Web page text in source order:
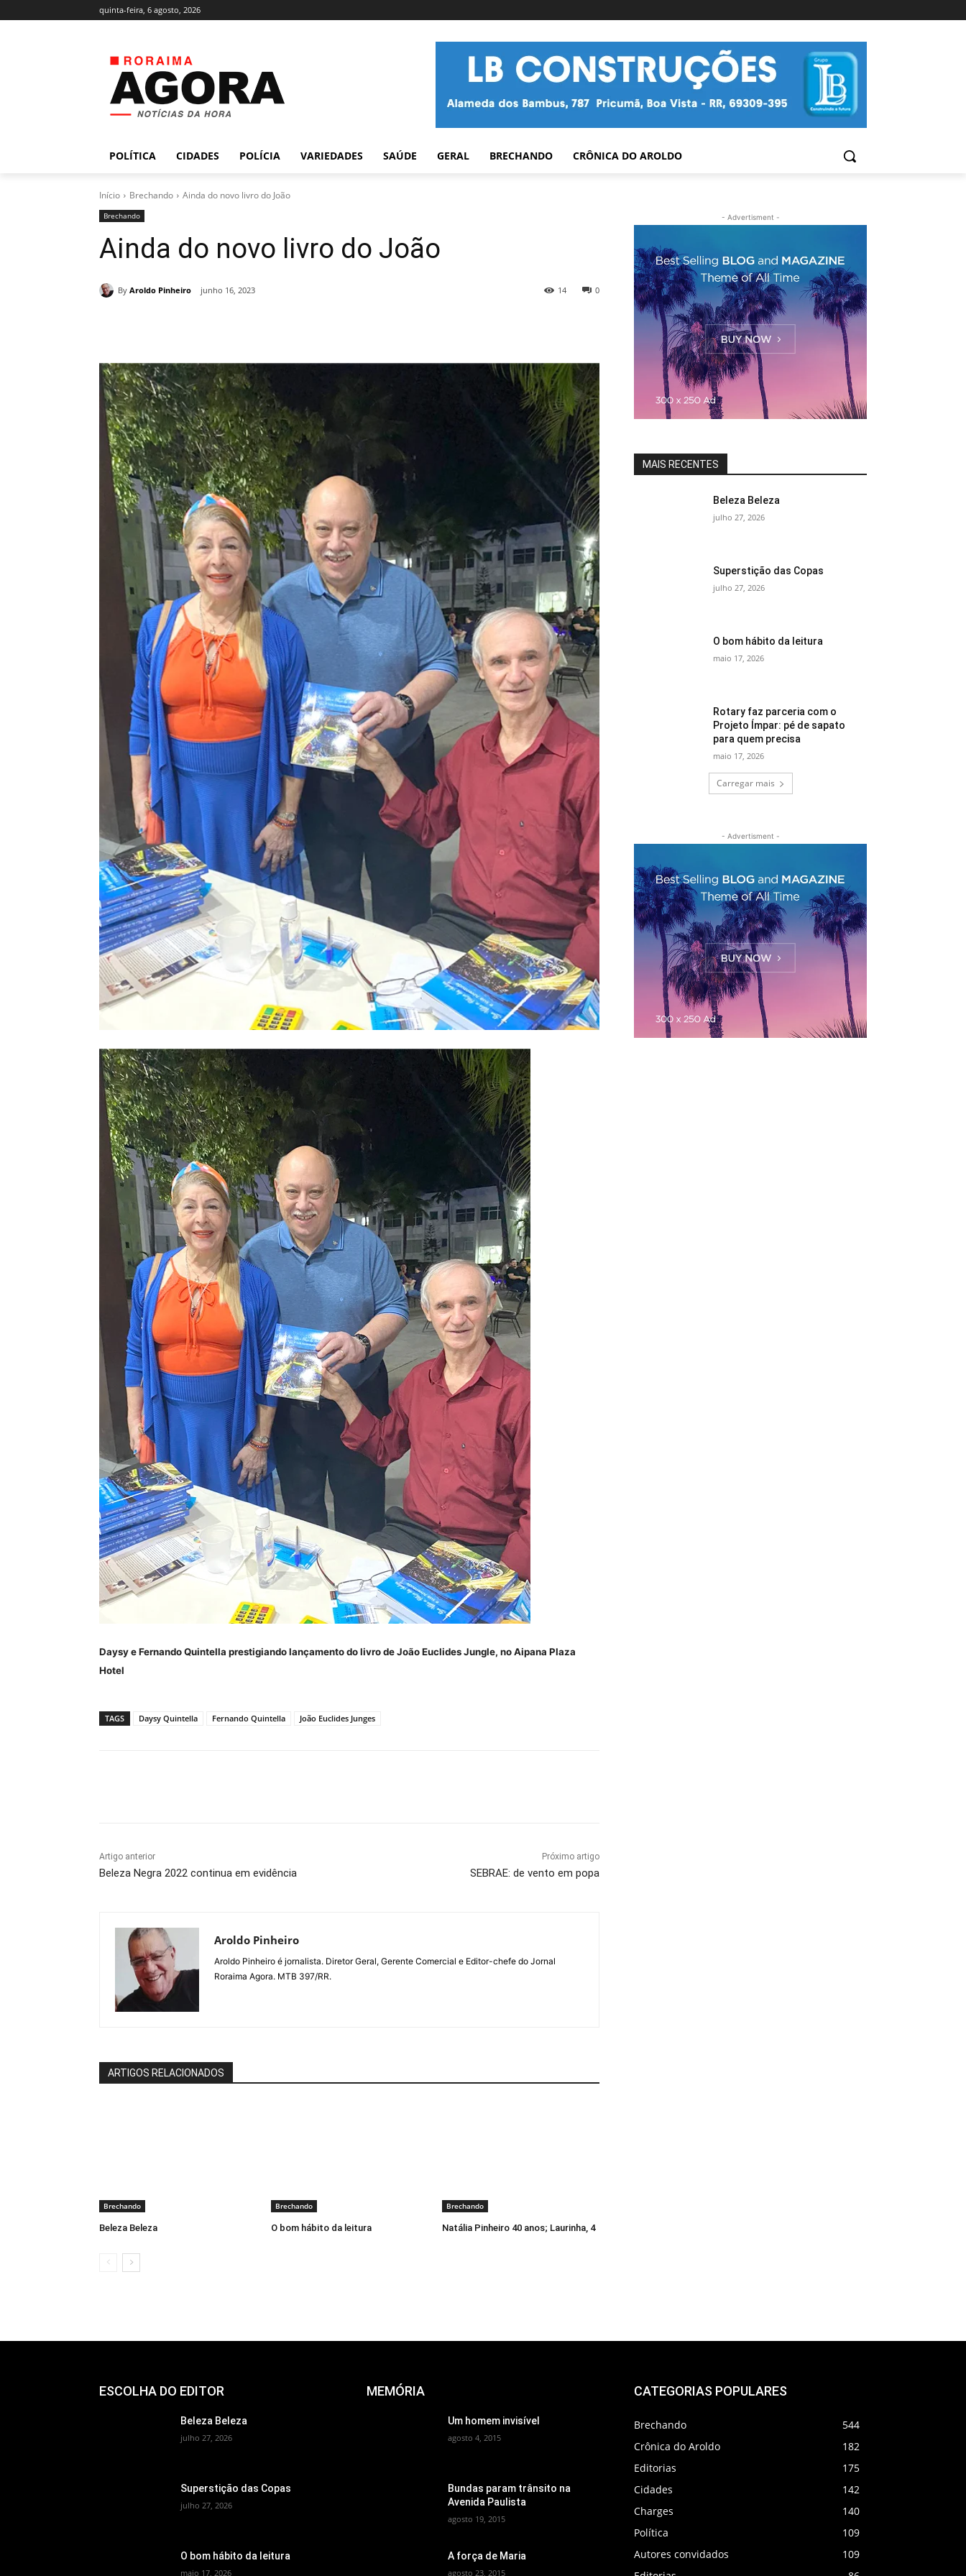
quinta-feira, 6 agosto, 2026
POLÍTICA CIDADES POLÍCIA VARIEDADES SAÚDE GERAL BRECHANDO CRÔNICA DO AROLDO
Início Brechando Ainda do novo livro do João
Brechando
Ainda do novo livro do João
By Aroldo Pinheiro junho 16, 2023 0
14
Daysy e Fernando Quintella prestigiando lançamento do livro de João Euclides Jungle, no Aipana Plaza
Hotel
TAGS Daysy Quintella Fernando Quintella João Euclides Junges
Artigo anterior
Beleza Negra 2022 continua em evidência
Próximo artigo
SEBRAE: de vento em popa
Aroldo Pinheiro
Aroldo Pinheiro é jornalista. Diretor Geral, Gerente Comercial e Editor-chefe do Jornal
Roraima Agora. MTB 397/RR.
ARTIGOS RELACIONADOS
Brechando
Beleza Beleza
Brechando
O bom hábito da leitura
Brechando
Natália Pinheiro 40 anos; Laurinha, 4
- Advertisment -
MAIS RECENTES
Beleza Beleza
julho 27, 2026
Superstição das Copas
julho 27, 2026
O bom hábito da leitura
maio 17, 2026
Rotary faz parceria com o
Projeto Ímpar: pé de sapato
para quem precisa
maio 17, 2026
Carregar mais
- Advertisment -
ESCOLHA DO EDITOR
Beleza Beleza
julho 27, 2026
Superstição das Copas
julho 27, 2026
O bom hábito da leitura
maio 17, 2026
MEMÓRIA
Um homem invisível
agosto 4, 2015
Bundas param trânsito na
Avenida Paulista
agosto 19, 2015
A força de Maria
agosto 23, 2015
CATEGORIAS POPULARES
Brechando
544
Crônica do Aroldo
182
Editorias
175
Cidades
142
Charges
140
Política
109
Autores convidados
109